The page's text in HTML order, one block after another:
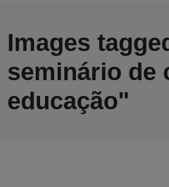
Images
seminário de
educação"